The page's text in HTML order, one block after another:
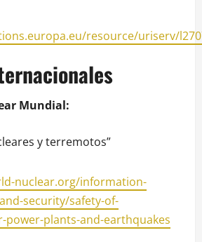
resource/uriserv/
Mundial:
y terremotos”
nuclear.org/information-
security/safety-of-
power-plants-and-earthquakes